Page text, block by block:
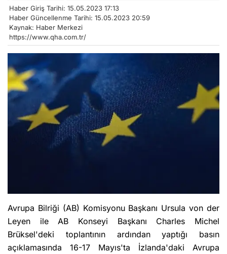
Haber Giriş Tarihi: 15.05.2023 17:13
Haber Güncellenme Tarihi: 15.05.2023 20:59
Kaynak: Haber Merkezi
https://www.qha.com.tr/
Avrupa Bilriği (AB) Komisyonu Başkanı Ursula von der
Leyen ile AB Konseyi Başkanı Charles Michel
Brüksel'deki toplantının ardından yaptığı basın
açıklamasında 16-17 Mayıs'ta İzlanda'daki Avrupa